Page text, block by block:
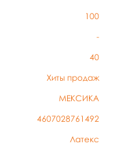
100
-
40
Хиты продаж
МЕКСИКА
4607028761492
Латекс